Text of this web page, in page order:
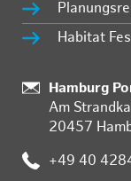
Habitat
:
Hamburg
Am
20457
: +49 40